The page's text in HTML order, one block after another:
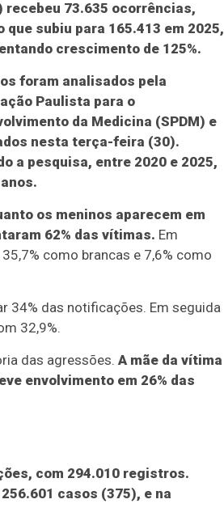
recebeu 73.635 ocorrências,
que subiu para 165.413 em 2025,
crescimento de 125%.
foram analisados pela
Paulista para o
da Medicina (SPDM) e
nesta terça-feira (30).
a pesquisa, entre 2020 e 2025,
os meninos aparecem em
62% das vítimas. Em
como brancas e 7,6% como
34% das notificações. Em seguida
32,9%.
das agressões. A mãe da vítima
envolvimento em 26% das
com 294.010 registros.
casos (375), e na